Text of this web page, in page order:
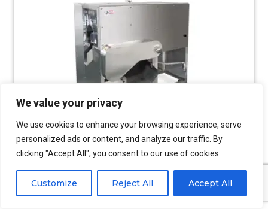
We value your privacy
We use cookies to enhance your browsing experience, serve
personalized ads or content, and analyze our traffic. By
clicking "Accept All", you consent to our use of cookies.
Customize Reject All Accept All
Máquina de Filetagem de Peixe